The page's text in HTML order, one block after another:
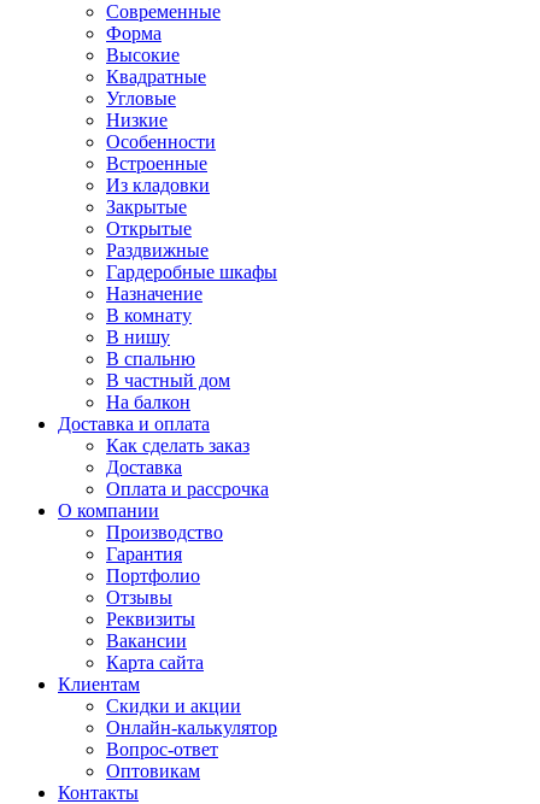
Современные
Форма
Высокие
Квадратные
Угловые
Низкие
Особенности
Встроенные
Из кладовки
Закрытые
Открытые
Раздвижные
Гардеробные шкафы
Назначение
В комнату
В нишу
В спальню
В частный дом
На балкон
Доставка и оплата
Как сделать заказ
Доставка
Оплата и рассрочка
О компании
Производство
Гарантия
Портфолио
Отзывы
Реквизиты
Вакансии
Карта сайта
Клиентам
Скидки и акции
Онлайн-калькулятор
Вопрос-ответ
Оптовикам
Контакты